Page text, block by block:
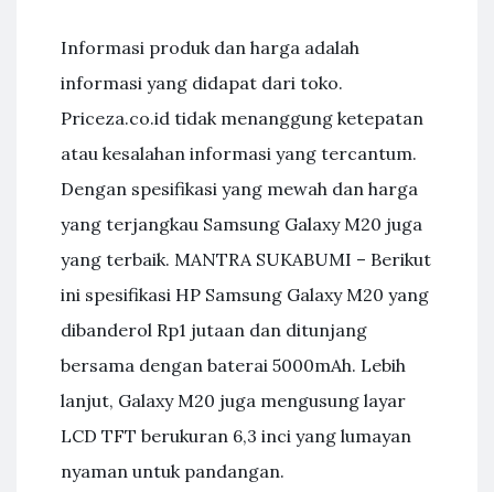
Informasi produk dan harga adalah
informasi yang didapat dari toko.
Priceza.co.id tidak menanggung ketepatan
atau kesalahan informasi yang tercantum.
Dengan spesifikasi yang mewah dan harga
yang terjangkau Samsung Galaxy M20 juga
yang terbaik. MANTRA SUKABUMI – Berikut
ini spesifikasi HP Samsung Galaxy M20 yang
dibanderol Rp1 jutaan dan ditunjang
bersama dengan baterai 5000mAh. Lebih
lanjut, Galaxy M20 juga mengusung layar
LCD TFT berukuran 6,3 inci yang lumayan
nyaman untuk pandangan.